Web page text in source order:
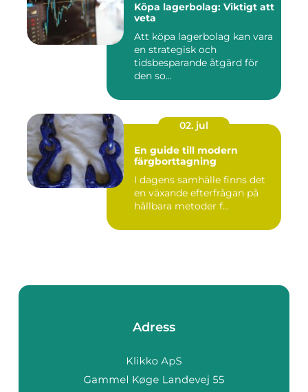
Köpa lagerbolag: Viktigt att
veta
Att köpa lagerbolag kan vara
en strategisk och
tidsbesparande åtgärd för
den so...
02. jul
En guide till modern
färgborttagning
I dagens samhälle finns det
en växande efterfrågan på
hållbara metoder f...
Adress